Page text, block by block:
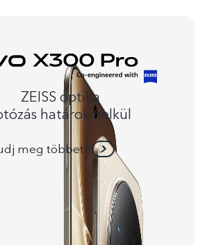
ZEISS optika
határok nelkül
meg többet!